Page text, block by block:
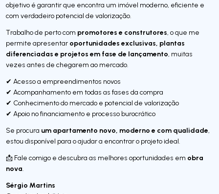
objetivo é garantir que encontra um imóvel moderno, eficiente e
com verdadeiro potencial de valorização.
Trabalho de perto com promotores e construtores, o que me
permite apresentar oportunidades exclusivas, plantas
diferenciadas e projetos em fase de lançamento, muitas
vezes antes de chegarem ao mercado.
✔ Acesso a empreendimentos novos
✔ Acompanhamento em todas as fases da compra
✔ Conhecimento do mercado e potencial de valorização
✔ Apoio no financiamento e processo burocrático
Se procura um apartamento novo, moderno e com qualidade,
estou disponível para o ajudar a encontrar o projeto ideal.
📩 Fale comigo e descubra as melhores oportunidades em obra
nova.
Sérgio Martins